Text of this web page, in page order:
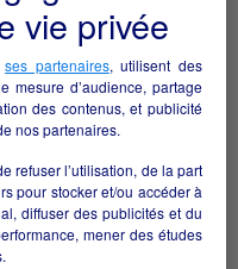
d’hôtes en
particulier
vie privée
ses partenaires, utilisent des
mesure d’audience, partage
des contenus, et publicité
nos partenaires.
refuser l’utilisation, de la part
pour stocker et/ou accéder à
diffuser des publicités et du
mener des études